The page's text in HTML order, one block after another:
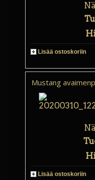
Lisää ostoskoriin
Mustang
Lisää ostoskoriin